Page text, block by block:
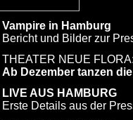
Vampire in Hamburg
Bericht und Bilder zur
THEATER NEUE
Ab Dezember tanzen
LIVE AUS HAMBURG
Erste Details aus der